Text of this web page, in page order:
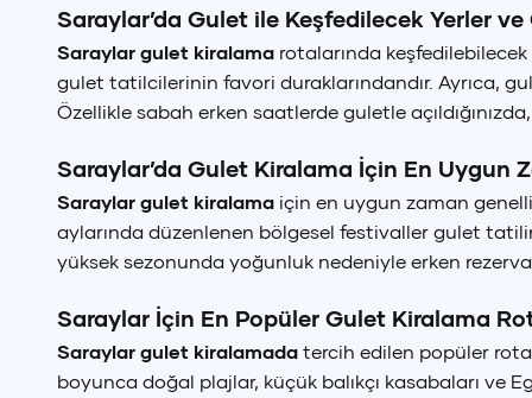
₺
Saraylar’da Gulet ile Keşfedilecek Yerler
Saraylar gulet kiralama rotalarında
gulet tatilcilerinin favori duraklarındandır. Ayrıca,
Özellikle sabah erken saatlerde guletle
Saraylar’da Gulet Kiralama İçin En Uygun
Saraylar gulet kiralama için en uygun zaman
aylarında düzenlenen bölgesel festivaller gulet
yüksek sezonunda yoğunluk nedeniyle erken
Saraylar İçin En Popüler Gulet Kiralama
Saraylar gulet kiralamada tercih edilen popüler
boyunca doğal plajlar, küçük balıkçı kasabaları ve